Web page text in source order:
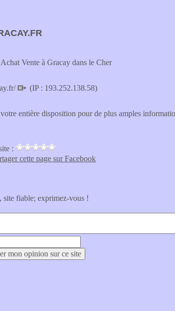
Vente à Gracay dans le Cher
(IP : 193.252.138.58)
entière disposition pour de plus amples
:
cette page sur Facebook
site fiable; exprimez-vous !